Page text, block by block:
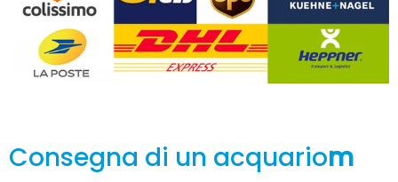
Consegna di un acquariom